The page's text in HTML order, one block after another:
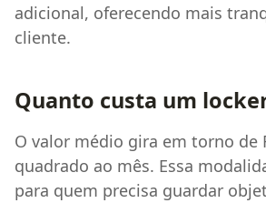
adicional, oferecendo mais
cliente.
Quanto custa um
O valor médio gira em torno de
quadrado ao mês. Essa
para quem precisa guardar